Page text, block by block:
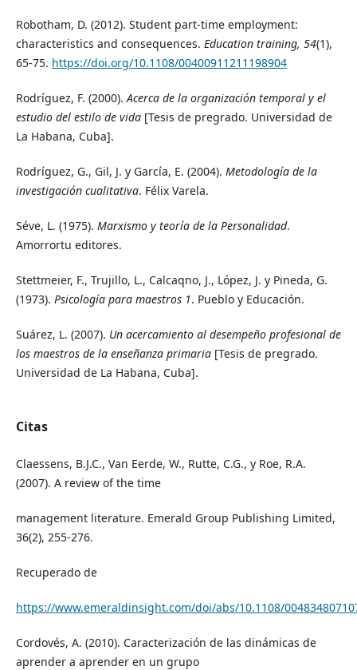
Robotham, D. (2012). Student part-time employment:
characteristics and consequences. Education training, 54(1),
65-75. https://doi.org/10.1108/00400911211198904
Rodríguez, F. (2000). Acerca de la organización temporal y el
estudio del estilo de vida[Tesis de pregrado. Universidad de
La Habana, Cuba].
Rodríguez, G., Gil, J. y García, E. (2004). Metodología de la
investigación cualitativa. Félix Varela.
Séve, L. (1975). Marxismo y teoría de la Personalidad.
Amorrortu editores.
Stettmeier, F., Trujillo, L., Calcaqno, J., López, J. y Pineda, G.
(1973). Psicología para maestros 1. Pueblo y Educación.
Suárez, L. (2007). Un acercamiento al desempeño profesional de
los maestros de la enseñanza primaria[Tesis de pregrado.
Universidad de La Habana, Cuba].
Citas
Claessens, B.J.C., Van Eerde, W., Rutte, C.G., y Roe, R.A.
(2007). A review of the time
management literature. Emerald Group Publishing Limited,
36(2), 255-276.
Recuperado de
https://www.emeraldinsight.com/doi/abs/10.1108/
Cordovés, A. (2010). Caracterización de las dinámicas de
aprender a aprender en un grupo